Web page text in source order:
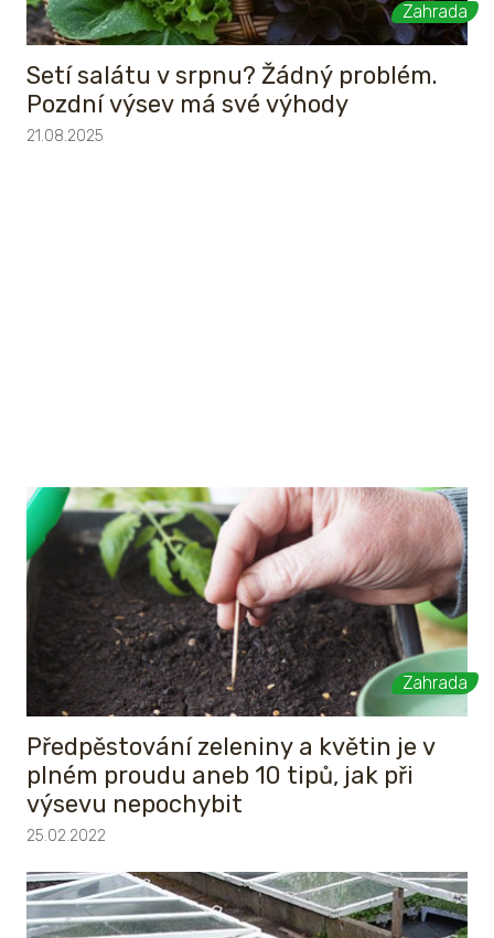
Zahrada
Setí salátu v srpnu? Žádný problém.
Pozdní výsev má své výhody
21.08.2025
Zahrada
Předpěstování zeleniny a květin je v
plném proudu aneb 10 tipů, jak při
výsevu nepochybit
25.02.2022